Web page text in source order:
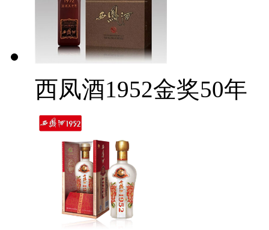
西凤酒1952金奖50年